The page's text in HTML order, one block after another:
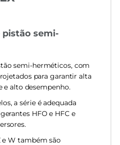
pistão semi-
semi-herméticos, com
para garantir alta
e alto desempenho.
a série é adequada
HFO e HFC e
e W também são